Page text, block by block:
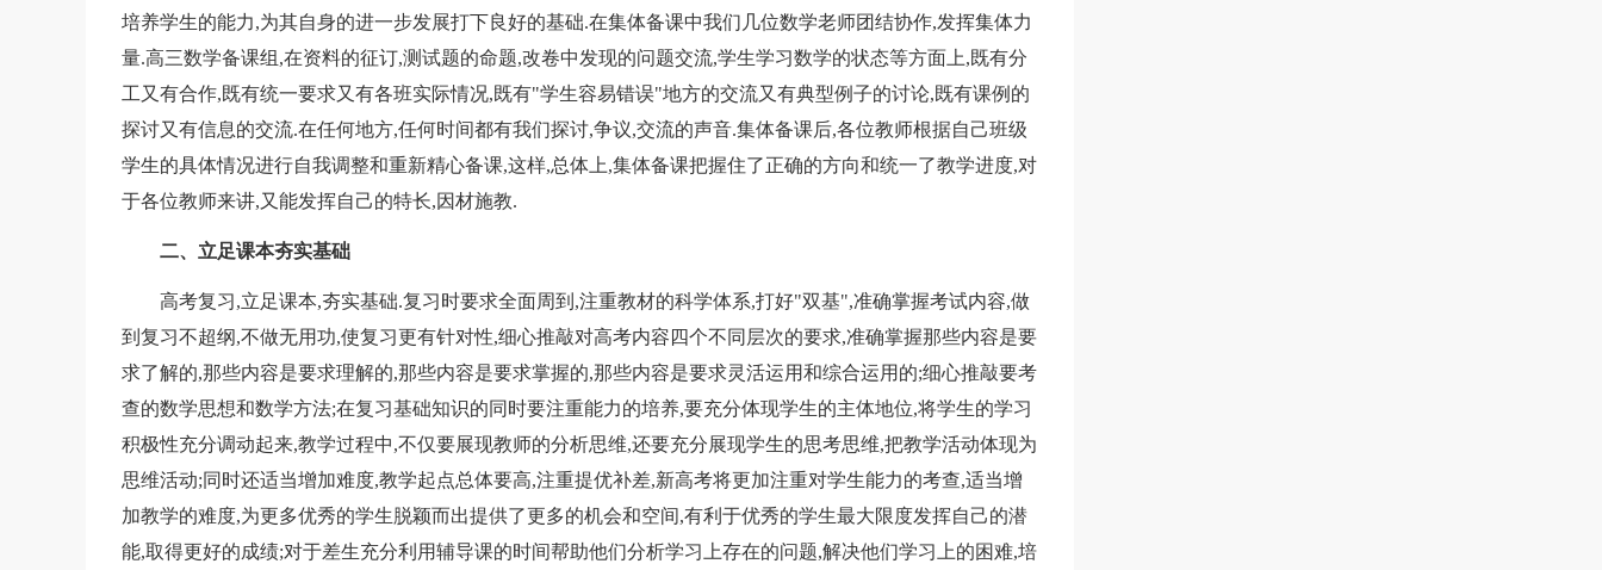
培养学生的能力,为其自身的进一步发展打下良好的基础.在集体备课中我们几位数学老师团结协作,发挥集体力
量.高三数学备课组,在资料的征订,测试题的命题,改卷中发现的问题交流,学生学习数学的状态等方面上,既有分
工又有合作,既有统一要求又有各班实际情况,既有"学生容易错误"地方的交流又有典型例子的讨论,既有课例的
探讨又有信息的交流.在任何地方,任何时间都有我们探讨,争议,交流的声音.集体备课后,各位教师根据自己班级
学生的具体情况进行自我调整和重新精心备课,这样,总体上,集体备课把握住了正确的方向和统一了教学进度,对
于各位教师来讲,又能发挥自己的特长,因材施教.
二、立足课本夯实基础
高考复习,立足课本,夯实基础.复习时要求全面周到,注重教材的科学体系,打好"双基",准确掌握考试内容,做
到复习不超纲,不做无用功,使复习更有针对性,细心推敲对高考内容四个不同层次的要求,准确掌握那些内容是要
求了解的,那些内容是要求理解的,那些内容是要求掌握的,那些内容是要求灵活运用和综合运用的;细心推敲要考
查的数学思想和数学方法;在复习基础知识的同时要注重能力的培养,要充分体现学生的主体地位,将学生的学习
积极性充分调动起来,教学过程中,不仅要展现教师的分析思维,还要充分展现学生的思考思维,把教学活动体现为
思维活动;同时还适当增加难度,教学起点总体要高,注重提优补差,新高考将更加注重对学生能力的考查,适当增
加教学的难度,为更多优秀的学生脱颖而出提供了更多的机会和空间,有利于优秀的学生最大限度发挥自己的潜
能,取得更好的成绩;对于差生充分利用辅导课的时间帮助他们分析学习上存在的问题,解决他们学习上的困难,培